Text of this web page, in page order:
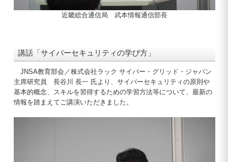
近畿総合通信局 武本情報通信部長
講話「サイバーセキュリティの学び方」
JNSA教育部会／株式会社ラック サイバー・グリッド・ジャパン
主席研究員 長谷川 長一 氏より、サイバーセキュリティの原則や
基本的概念、スキルを習得するための学習方法等について、最新の
情報を踏まえてご講演いただきました。